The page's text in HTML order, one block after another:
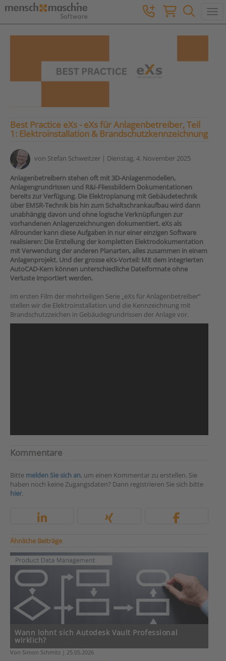
Best Practice eXs - eXs für Anlagenbetreiber, Teil
1: Elektroinstallation & Brandschutzkennzeichnung
von Stefan Schweitzer | Dienstag, 4. November 2025
Anlagenbetreibern stehen oft mit 3D-Anlagenmodellen,
Anlagengrundrissen und R&I-Fliessbildern Dokumentationen
bereits zur Verfügung. Die Elektroplanung mit Gebäudetechnik
über EMSR-Technik bis hin zum Schaltschrankaufbau wird dann
unabhängig davon und ohne logische Verknüpfungen zur
vorhandenen Anlagenzeichnungen dokumentiert. eXs als
Allrounder kann diese Aufgaben in nur einer einzigen Software
realisieren: Die Erstellung der kompletten Elektrodokumentation
mit Verwendung der anderen Planarten, alles zusammen in einem
Anlagenprojekt. Und der grosse eXs-Vorteil: Mit dem integrierten
AutoCAD-Kern können unterschiedliche Dateiformate ohne
Verluste importiert werden.
Im ersten Film der mehrteiligen Serie „eXs für Anlagenbetreiber“
stellen wir die Elektroinstallation und die Kennzeichnung mit
Brandschutzzeichen in Gebäudegrundrissen der Anlage vor.
Kommentare
Bitte melden Sie sich an, um einen Kommentar zu erstellen. Sie
haben noch keine Zugangsdaten? Dann registrieren Sie sich bitte
hier.
Ähnliche Beiträge
Wann lohnt sich Autodesk Vault Professional
wirklich?
Von Simon Schmitz | 25.05.2026